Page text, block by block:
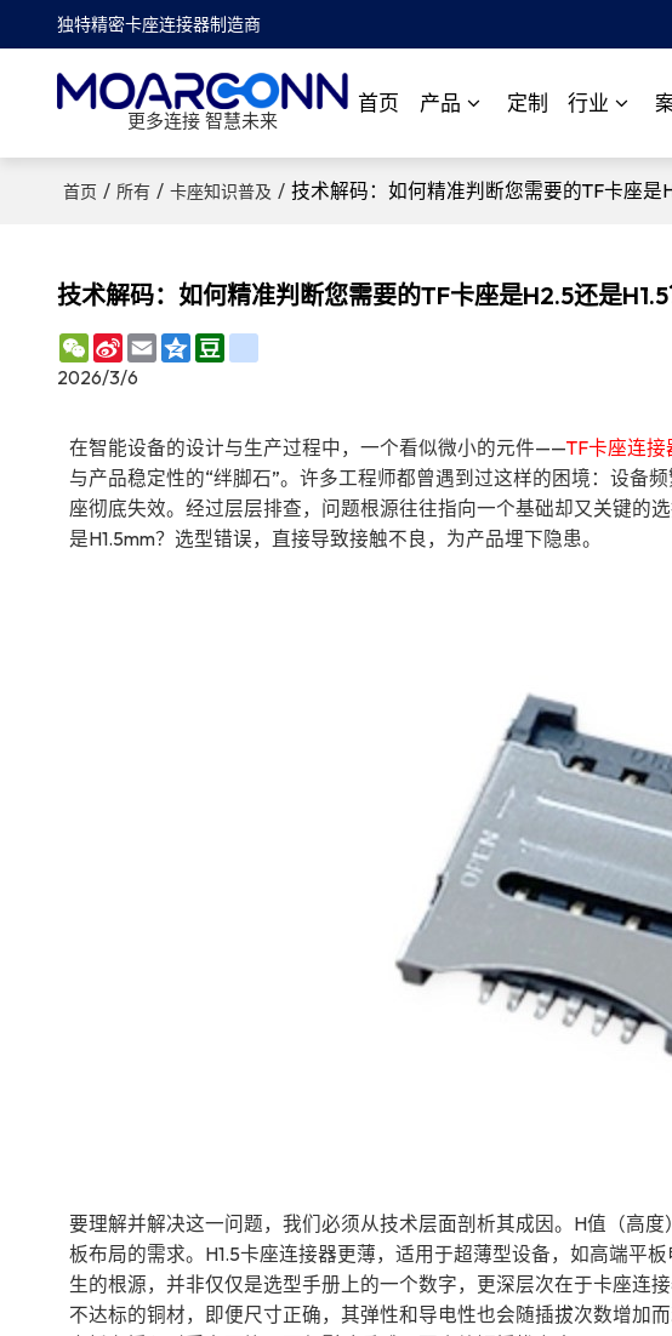
独特精密卡座连接器制造商
更多连接 智慧未来
首页 产品 定制 行业
首页 / 所有 / 卡座知识普及 / 技术解码：如何精准判断您需要的TF卡座是
技术解码：如何精准判断您需要的TF卡座是H2.5还是H1.5
WeChat
Sina
Weibo
EmailQzoneDoubanrenren
2026/3/6
在智能设备的设计与生产过程中，一个看似微小的元件——TF卡座连接
与产品稳定性的“绊脚石”。许多工程师都曾遇到过这样的困境：设备
座彻底失效。经过层层排查，问题根源往往指向一个基础却又关键的
是H1.5mm？选型错误，直接导致接触不良，为产品埋下隐患。
要理解并解决这一问题，我们必须从技术层面剖析其成因。H值（高
板布局的需求。H1.5卡座连接器更薄，适用于超薄型设备，如高端平
生的根源，并非仅仅是选型手册上的一个数字，更深层次在于卡座连
不达标的铜材，即便尺寸正确，其弹性和导电性也会随插拔次数增加